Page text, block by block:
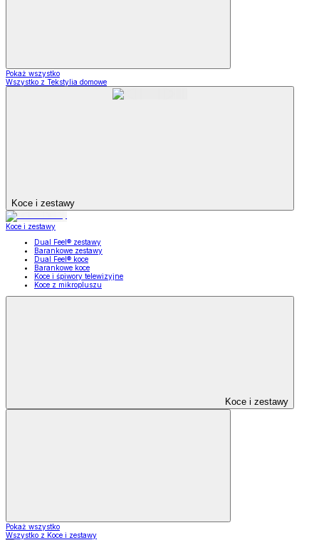
Pokaż wszystko
Wszystko z Tekstylia domowe
Koce i zestawy
Koce i zestawy
Dual Feel® zestawy
Barankowe zestawy
Dual Feel® koce
Barankowe koce
Koce i śpiwory telewizyjne
Koce z mikropluszu
Koce i zestawy
Pokaż wszystko
Wszystko z Koce i zestawy